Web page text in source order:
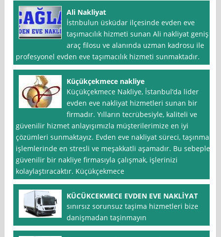
Ali Nakliyat
İstnbulun üsküdar ilçesinde evden eve
taşımacılık hizmeti sunan Ali nakliyat geniş
araç filosu ve alanında uzman kadrosu ile
profesyonel evden eve taşımacılık hizmeti sunmaktadır.
Küçükçekmece nakliye
Küçükçekmece Nakliye, İstanbul‘da lider
evden eve nakliyat hizmetleri sunan bir
firmadır. Yılların tecrübesiyle, kaliteli ve
güvenilir hizmet anlayışımızla müşterilerimize en iyi
çözümleri sunmaktayız. Evden eve nakliyat süreci, taşınma
işlemlerinde en stresli ve meşakkatli aşamadır. Bu sebeple,
güvenilir bir nakliye firmasıyla çalışmak, işlerinizi
kolaylaştıracaktır. Küçükçekmece
KÜCÜKCEKMECE EVDEN EVE NAKLİYAT
sınırsız sorunsuz taşima hizmetleri bize
danişmadan taşinmayın